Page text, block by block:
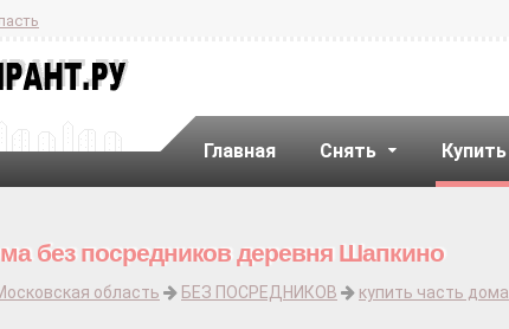
Главная Снять Купить
без посредников деревня Шапкино
область БЕЗ ПОСРЕДНИКОВ купить часть дома